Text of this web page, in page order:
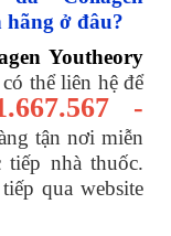
hãng ở đâu?
Youtheory
thể liên hệ để
-
tận nơi miễn
nhà thuốc.
qua website